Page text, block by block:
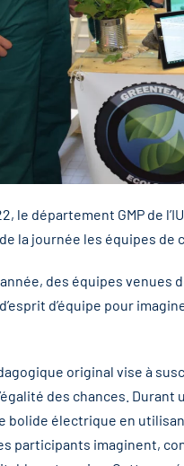
le département GMP de
la journée les équipes
année, des équipes venues
d’équipe pour
original vise à
des chances.
bolide électrique en
participants imaginent,